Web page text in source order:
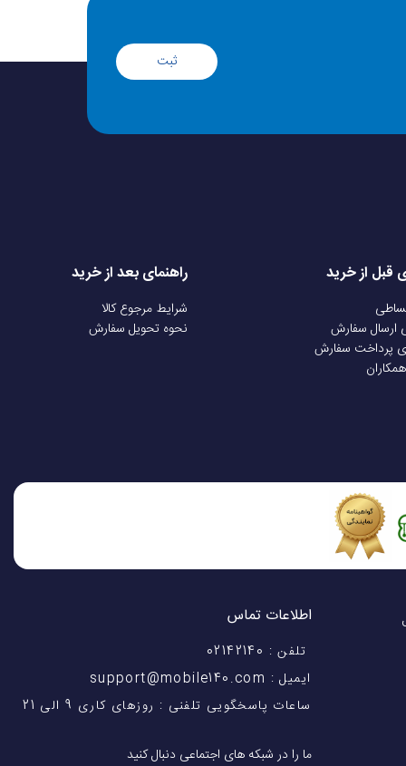
ثبت
قبل از خرید
ارسال سفارش
پرداخت سفارش
راهنمای بعد از خرید
شرایط مرجوع کالا
نحوه تحویل سفارش
شماست! با 28 سال
اطلاعات تماس
تلفن : 02142140
ایمیل : support@mobile140.com
ساعات پاسخگویی تلفنی : روزهای کاری 9 الی 21
ما را در شبکه های اجتماعی دنبال کنید